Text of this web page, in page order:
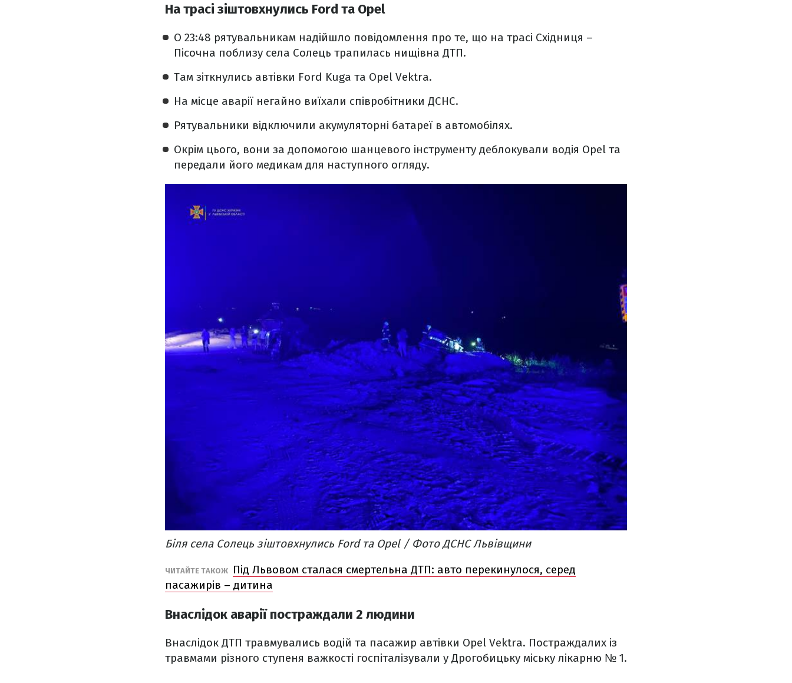
На трасі зіштовхнулись Ford та Opel
О 23:48 рятувальникам надійшло повідомлення про те, що на трасі Східниця –
Пісочна поблизу села Солець трапилась нищівна ДТП.
Там зіткнулись автівки Ford Kuga та Opel Vektra.
На місце аварії негайно виїхали співробітники ДСНС.
Рятувальники відключили акумуляторні батареї в автомобілях.
Окрім цього, вони за допомогою шанцевого інструменту деблокували водія Opel та
передали його медикам для наступного огляду.
Біля села Солець зіштовхнулись Ford та Opel / Фото ДСНС Львівщини
ЧИТАЙТЕ ТАКОЖ
Під Львовом сталася смертельна ДТП: авто перекинулося, серед
пасажирів – дитина
Внаслідок аварії постраждали 2 людини
Внаслідок ДТП травмувались водій та пасажир автівки Opel Vektra. Постраждалих із
травмами різного ступеня важкості госпіталізували у Дрогобицьку міську лікарню № 1.